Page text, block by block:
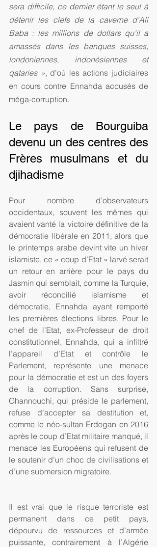
sera difficile, ce dernier étant le seul à
détenir les clefs de la caverne d’Ali
Baba : les millions de dollars qu’il a
amassés dans les banques suisses,
londoniennes, indonésiennes et
qataries », d’où les actions judiciaires
en cours contre Ennahda accusés de
méga-corruption.
Le pays de Bourguiba
devenu un des centres des
Frères musulmans et du
djihadisme
Pour nombre d’observateurs
occidentaux, souvent les mêmes qui
avaient vanté la victoire définitive de la
démocratie libérale en 2011, alors que
le printemps arabe devint vite un hiver
islamiste, ce « coup d’Etat » larvé serait
un retour en arrière pour le pays du
Jasmin qui semblait, comme la Turquie,
avoir réconcilié islamisme et
démocratie, Ennahda ayant remporté
les premières élections libres. Pour le
chef de l’Etat, ex-Professeur de droit
constitutionnel, Ennahda, qui a infiltré
l’appareil d’Etat et contrôle le
Parlement, représente une menace
pour la démocratie et est un des foyers
de la corruption. Sans surprise,
Ghannouchi, qui préside le parlement,
refuse d’accepter sa destitution et,
comme le néo-sultan Erdogan en 2016
après le coup d’Etat militaire manqué, il
menace les Européens qui refusent de
le soutenir d’un choc de civilisations et
d’une submersion migratoire.
Il est vrai que le risque terroriste est
permanent dans ce petit pays,
dépourvu de ressources et d’armée
puissante, contrairement à l’Algérie